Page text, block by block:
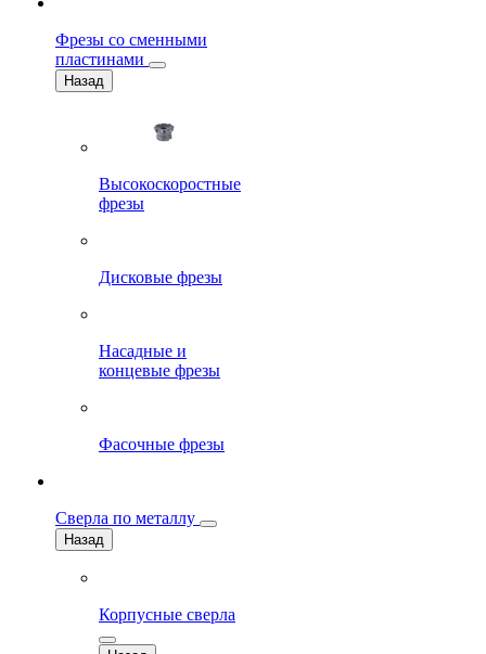
Фрезы со сменными
пластинами
Назад
Высокоскоростные
фрезы
Дисковые фрезы
Насадные и
концевые фрезы
Фасочные фрезы
Сверла по металлу
Назад
Корпусные сверла